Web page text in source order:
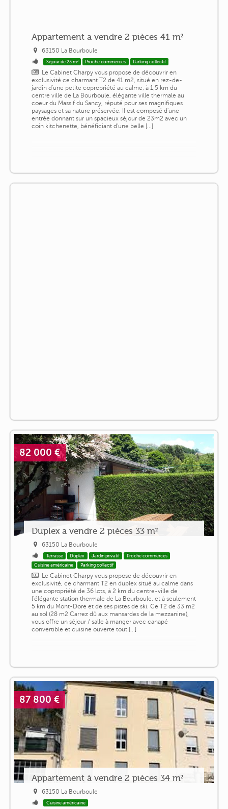
Appartement a vendre 2 pièces 41 m²
63150 La Bourboule
Séjour de 23 m² Proche commerces Parking collectif
Le Cabinet Charpy vous propose de découvrir en
exclusivité ce charmant T2 de 41 m2, situé en rez-de-
jardin d'une petite copropriété au calme, à 1,5 km du
centre ville de La Bourboule, élégante ville thermale au
coeur du Massif du Sancy, réputé pour ses magnifiques
paysages et sa nature préservée. Il est composé d'une
entrée donnant sur un spacieux séjour de 23m2 avec un
coin kitchenette, bénéficiant d'une belle [...]
82 000 €
Duplex a vendre 2 pièces 33 m²
63150 La Bourboule
Terrasse Duplex Jardin privatif
Proche commerces
Cuisine américaine
Parking collectif
Le Cabinet Charpy vous propose de découvrir en
exclusivité, ce charmant T2 en duplex situé au calme dans
une copropriété de 36 lots, à 2 km du centre-ville de
l'élégante station thermale de La Bourboule, et à seulement
5 km du Mont-Dore et de ses pistes de ski. Ce T2 de 33 m2
au sol (28 m2 Carrez dû aux mansardes de la mezzanine),
vous offre un séjour / salle à manger avec canapé
convertible et cuisine ouverte tout [...]
87 800 €
Appartement à vendre 2 pièces 34 m²
63150 La Bourboule
Cuisine américaine